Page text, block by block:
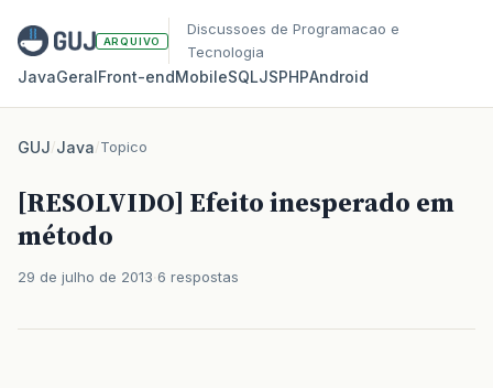
ARQUIVO
Discussoes de Programacao e
Tecnologia
JavaGeralFront‑endMobileSQLJSPHPAndroid
GUJ/Java/Topico
[RESOLVIDO] Efeito inesperado em
método
29 de julho de 2013 6 respostas